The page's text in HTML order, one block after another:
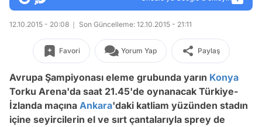
12.10.2015 - 20:08 Son Güncelleme: 12.10.2015 - 21:11
Favori Yorum Yap Paylaş
Avrupa Şampiyonası eleme grubunda yarın Konya
Torku Arena'da saat 21.45'de oynanacak Türkiye-
İzlanda maçına Ankara'daki katliam yüzünden stadın
içine seyircilerin el ve sırt çantalarıyla sprey de